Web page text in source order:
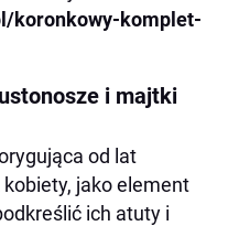
koronkowy-komplet-
i majtki
od lat
jako element
ich atuty i